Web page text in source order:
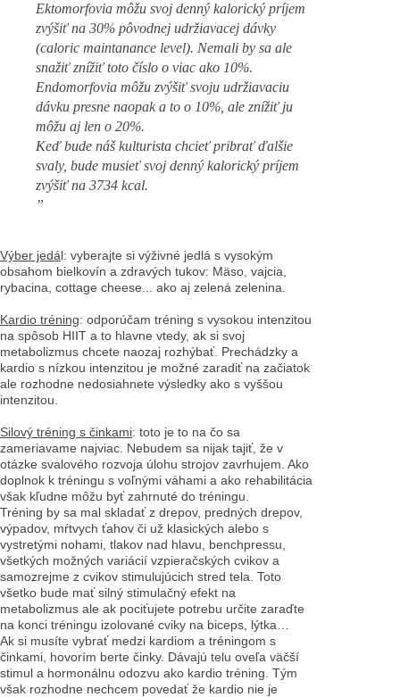
Ektomorfovia môžu svoj denný kalorický príjem
zvýšiť na 30% pôvodnej udržiavacej dávky
(caloric maintanance level). Nemali by sa ale
snažiť znížiť toto číslo o viac ako 10%.
Endomorfovia môžu zvýšiť svoju udržiavaciu
dávku presne naopak a to o 10%, ale znížiť ju
môžu aj len o 20%.
Keď bude náš kulturista chcieť pribrať ďalšie
svaly, bude musieť svoj denný kalorický príjem
zvýšiť na 3734 kcal.
”
Výber jedál: vyberajte si výživné jedlá s vysokým
obsahom bielkovín a zdravých tukov: Mäso, vajcia,
rybacina, cottage cheese... ako aj zelená zelenina.
Kardio tréning: odporúčam tréning s vysokou intenzitou
na spôsob HIIT a to hlavne vtedy, ak si svoj
metabolizmus chcete naozaj rozhýbať. Prechádzky a
kardio s nízkou intenzitou je možné zaradiť na začiatok
ale rozhodne nedosiahnete výsledky ako s vyššou
intenzitou.
Silový tréning s činkami: toto je to na čo sa
zameriavame najviac. Nebudem sa nijak tajiť, že v
otázke svalového rozvoja úlohu strojov zavrhujem. Ako
doplnok k tréningu s voľnými váhami a ako rehabilitácia
však kľudne môžu byť zahrnuté do tréningu.
Tréning by sa mal skladať z drepov, predných drepov,
výpadov, mŕtvych ťahov či už klasických alebo s
vystretými nohami, tlakov nad hlavu, benchpressu,
všetkých možných variácií vzpieračských cvikov a
samozrejme z cvikov stimulujúcich stred tela. Toto
všetko bude mať silný stimulačný efekt na
metabolizmus ale ak pociťujete potrebu určite zaraďte
na konci tréningu izolované cviky na biceps, lýtka…
Ak si musíte vybrať medzi kardiom a tréningom s
činkami, hovorím berte činky. Dávajú telu oveľa väčší
stimul a hormonálnu odozvu ako kardio tréning. Tým
však rozhodne nechcem povedať že kardio nie je